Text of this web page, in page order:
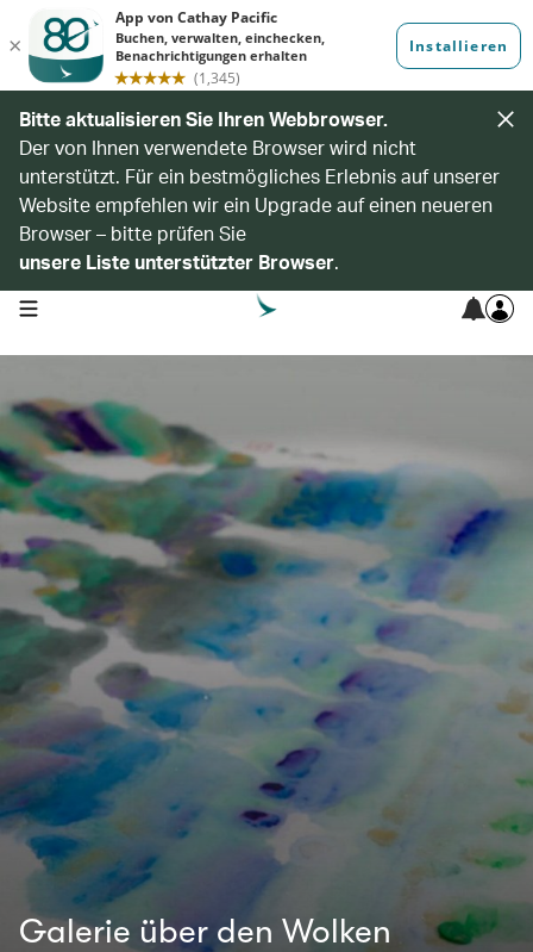
Bitte aktualisieren Sie Ihren Webbrowser.
Der von Ihnen verwendete Browser wird nicht
unterstützt. Für ein bestmögliches Erlebnis auf unserer
Website empfehlen wir ein Upgrade auf einen neueren
Browser – bitte prüfen Sie
unsere Liste unterstützter Browser.
open navigation menu
Galerie über den Wolken